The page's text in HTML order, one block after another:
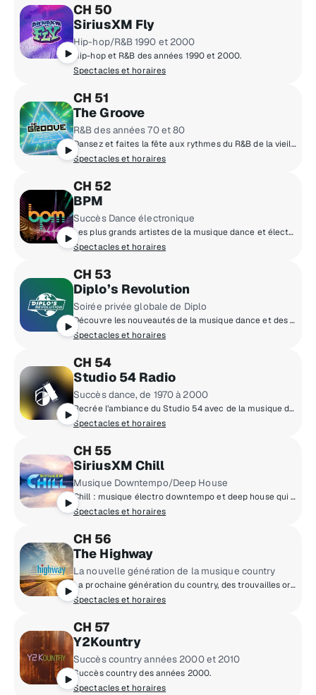
CH 50
SiriusXM Fly
Hip-hop/R&B 1990 et 2000
Hip-hop et R&B des années 1990 et 2000.
Spectacles et horaires
CH 51
The Groove
R&B des années 70 et 80
Dansez et faites la fête aux rythmes du R&B de la vieille école des séances musicales des années 70 et 80.
Spectacles et horaires
CH 52
BPM
Succès Dance électronique
Les plus grands artistes de la musique dance et électronique, comme ILLENIUM, Marshmello, Alison Wonderland, Joel Corry et plus.
Spectacles et horaires
CH 53
Diplo’s Revolution
Soirée privée globale de Diplo
Découvre les nouveautés de la musique dance et des DJ.
Spectacles et horaires
CH 54
Studio 54 Radio
Succès dance, de 1970 à 2000
Recrée l’ambiance du Studio 54 avec de la musique dance classique et européenne.
Spectacles et horaires
CH 55
SiriusXM Chill
Musique Downtempo/Deep House
Chill : musique électro downtempo et deep house qui vous emporte ailleurs vers un bord de piscine relaxant ou un hôtel chic.
Spectacles et horaires
CH 56
The Highway
La nouvelle génération de la musique country
La prochaine génération du country, des trouvailles originales aux toutes nouvelles chansons des pointures du milieu.
Spectacles et horaires
CH 57
Y2Kountry
Succès country années 2000 et 2010
Succès country des années 2000.
Spectacles et horaires